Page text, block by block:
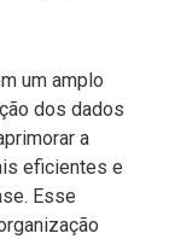
um amplo
dos dados
a
eficientes e
Esse